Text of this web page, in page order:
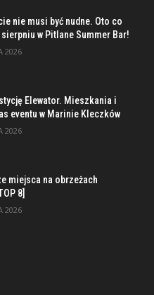
nie musi być nudne. Oto co
w Pitlane Summer Bar!
2026
Elewator. Mieszkania i
eventu w Marinie Kleczków
2026
miejsca na obrzeżach
8]
2026